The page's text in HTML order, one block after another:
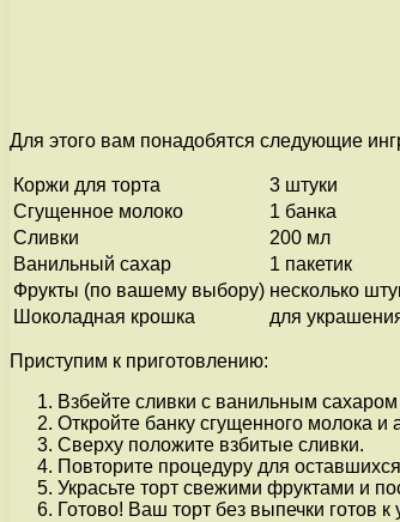
Для этого вам понадобятся следующие
Коржи для торта
3 штуки
Сгущенное молоко
1 банка
Сливки
200 мл
Ванильный сахар
1 пакетик
Фрукты (по вашему выбору) несколько
Шоколадная крошка
для
Приступим к приготовлению:
Взбейте сливки с ванильным
Откройте банку сгущенного молока и
Сверху положите взбитые сливки.
Повторите процедуру для
Украсьте торт свежими фруктами и
Готово! Ваш торт без выпечки готов к